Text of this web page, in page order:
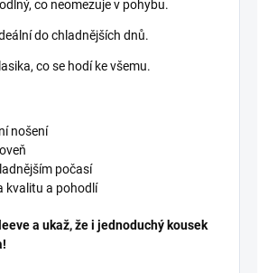
co neomezuje v pohybu.
do chladnějších dnů.
co se hodí ke všemu.
nošení
počasí
kvalitu a pohodlí
a ukaž, že i jednoduchý kousek